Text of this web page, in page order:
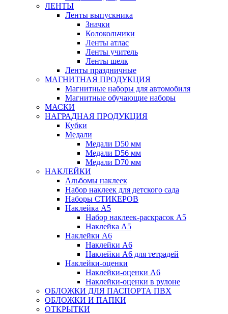
ЛЕНТЫ
Ленты выпускника
Значки
Колокольчики
Ленты атлас
Ленты учитель
Ленты шелк
Ленты праздничные
МАГНИТНАЯ ПРОДУКЦИЯ
Магнитные наборы для автомобиля
Магнитные обучающие наборы
МАСКИ
НАГРАДНАЯ ПРОДУКЦИЯ
Кубки
Медали
Медали D50 мм
Медали D56 мм
Медали D70 мм
НАКЛЕЙКИ
Альбомы наклеек
Набор наклеек для детского сада
Наборы СТИКЕРОВ
Наклейка А5
Набор наклеек-раскрасок А5
Наклейка А5
Наклейки А6
Наклейки А6
Наклейки А6 для тетрадей
Наклейки-оценки
Наклейки-оценки А6
Наклейки-оценки в рулоне
ОБЛОЖКИ ДЛЯ ПАСПОРТА ПВХ
ОБЛОЖКИ И ПАПКИ
ОТКРЫТКИ